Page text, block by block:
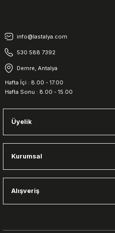
info@lastalya.com
530 588 7392
Demre, Antalya
Hafta İçi : 8.00 - 17.00
Hafta Sonu : 8.00 - 15.00
Üyelik
Kurumsal
Alışveriş